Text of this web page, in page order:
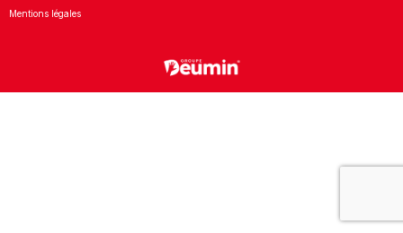
Mentions légales